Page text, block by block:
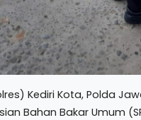
Kediri Kota, Polda
Bahan Bakar Umum